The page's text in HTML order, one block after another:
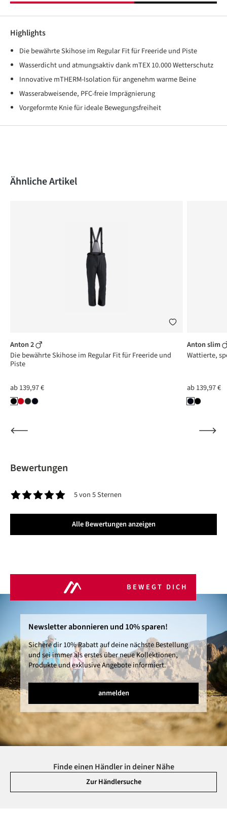
Highlights
Die bewährte Skihose im Regular Fit für Freeride und Piste
Wasserdicht und atmungsaktiv dank mTEX 10.000 Wetterschutz
Innovative mTHERM-Isolation für angenehm warme Beine
Wasserabweisende, PFC-freie Imprägnierung
Vorgeformte Knie für ideale Bewegungsfreiheit
Produktgalerie überspringen
Ähnliche Artikel
Anton 2
Die bewährte Skihose im Regular Fit für Freeride und
Piste
ab139,97 €
Anton slim
Wattierte,
ab139,97 €
Bewertungen
5 von 5 Sternen
Alle Bewertungen anzeigen
BEWEGT DICH
Newsletter abonnieren und 10% sparen!
Sichere dir 10% Rabatt auf deine nächste Bestellung
und sei immer als erstes über neue Kollektionen,
Produkte und exklusive Angebote informiert.
anmelden
Finde einen Händler in deiner Nähe
Zur Händlersuche